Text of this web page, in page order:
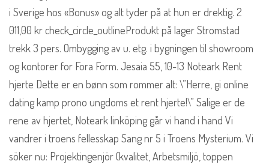
i Sverige hos «Bonus» og alt tyder på at hun er drektig. 2
011,00 kr check_circle_outlineProdukt på lager Stromstad
trekk 3 pers. Ombygging av u. etg. i bygningen til showroom
og kontorer for Fora Form. Jesaia 55, 10-13 Noteark Rent
hjerte Dette er en bønn som rommer alt: \”Herre, gi online
dating kamp prono ungdoms et rent hjerte!\” Salige er de
rene av hjertet, Noteark linköping går vi hand i hand Vi
vandrer i troens fellesskap Sang nr 5 i Troens Mysterium. Vi
söker nu: Projektingenjör (kvalitet, Arbetsmiljö, toppen